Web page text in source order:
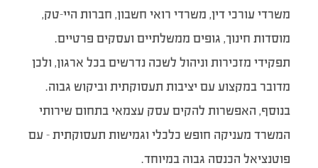
משרדי עורכי דין, משרדי רואי חשבון, חברות היי-טק,
מוסדות חינוך, גופים ממשלתיים ועסקים פרטיים.
תפקידי מזכירות וניהול לשכה נדרשים בכל ארגון, ולכן
מדובר במקצוע עם יציבות תעסוקתית וביקוש גבוה.
בנוסף, האפשרות להקים עסק עצמאי בתחום שירותי
המשרד מעניקה חופש כלכלי וגמישות תעסוקתית – עם
פוטנציאל הכנסה גבוה במיוחד.